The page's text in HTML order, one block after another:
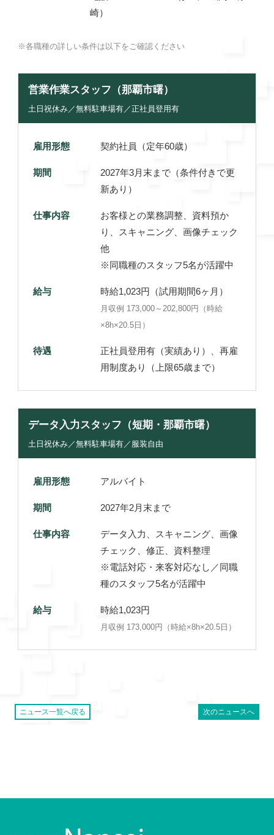
崎）
※各職種の詳しい条件は以下をご確認ください
営業作業スタッフ（那覇市曙）
土日祝休み／無料駐車場有／正社員登用有
雇用形態 契約社員（定年60歳）
期間
2027年3月末まで（条件付きで更
新あり）
仕事内容
お客様との業務調整、資料預か
り、スキャニング、画像チェック
他
※同職種のスタッフ5名が活躍中
給与 時給1,023円（試用期間6ヶ月）
月収例 173,000～202,800円（時給
×8h×20.5日）
待遇
正社員登用有（実績あり）、再雇
用制度あり（上限65歳まで）
データ入力スタッフ（短期・那覇市曙）
土日祝休み／無料駐車場有／服装自由
雇用形態 アルバイト
期間 2027年2月末まで
仕事内容
データ入力、スキャニング、画像
チェック、修正、資料整理
※電話対応・来客対応なし／同職
種のスタッフ5名が活躍中
給与 時給1,023円
月収例 173,000円（時給×8h×20.5日）
ニュース一覧へ戻る 次のニュースへ